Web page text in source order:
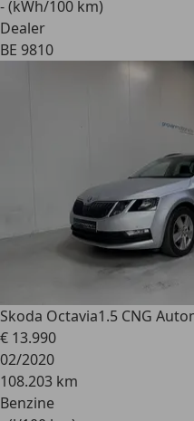
- (kWh/100 km)
Dealer
BE 9810
Skoda Octavia1.5 CNG
€ 13.990
02/2020
108.203 km
Benzine